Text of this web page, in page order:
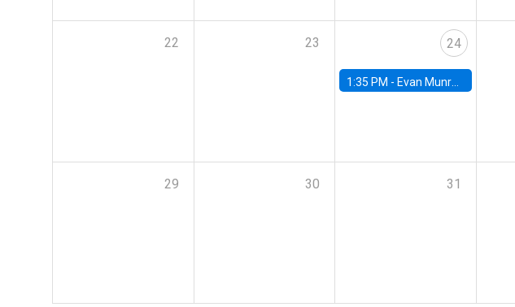
22 23 24
1:35 PM - Evan Munro, Neyman Visiting Assistant Professor in the Department of Statistics at UC Berkeley
29 30 31